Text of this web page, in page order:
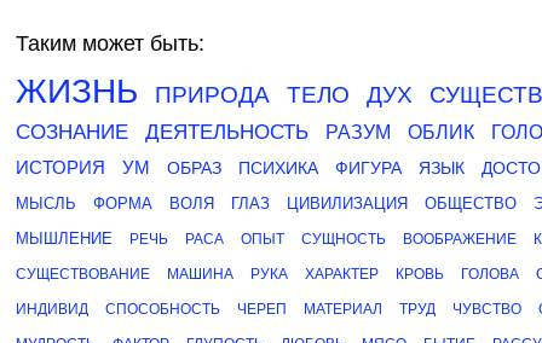
Таким может быть:
ЖИЗНЬ ПРИРОДА ТЕЛО ДУХ
СОЗНАНИЕ ДЕЯТЕЛЬНОСТЬ РАЗУМ ОБЛИК
ИСТОРИЯ
УМ ОБРАЗ ПСИХИКА ФИГУРА ЯЗЫК
МЫСЛЬ ФОРМА ВОЛЯ ГЛАЗ ЦИВИЛИЗАЦИЯ ОБЩЕСТВО
МЫШЛЕНИЕ
РЕЧЬ РАСА ОПЫТ СУЩНОСТЬ ВООБРАЖЕНИЕ
СУЩЕСТВОВАНИЕ МАШИНА РУКА ХАРАКТЕР КРОВЬ ГОЛОВА
ИНДИВИД СПОСОБНОСТЬ ЧЕРЕП МАТЕРИАЛ ТРУД ЧУВСТВО